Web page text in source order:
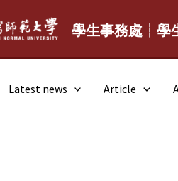
學生事務處┆學
Latest news Article